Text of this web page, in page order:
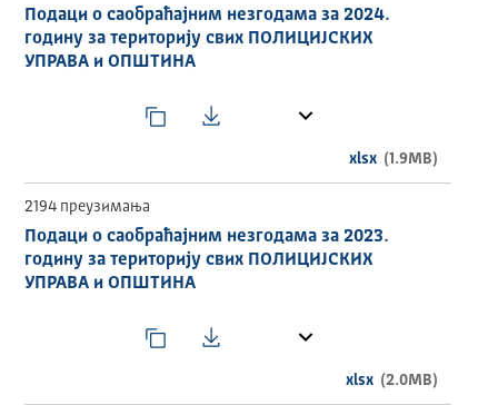
Подаци о саобраћајним незгодама за 2024.
годину за територију свих ПОЛИЦИЈСКИХ
УПРАВА и ОПШТИНА
xlsx (1.9MB)
2194 преузимања
Подаци о саобраћајним незгодама за 2023.
годину за територију свих ПОЛИЦИЈСКИХ
УПРАВА и ОПШТИНА
xlsx (2.0MB)